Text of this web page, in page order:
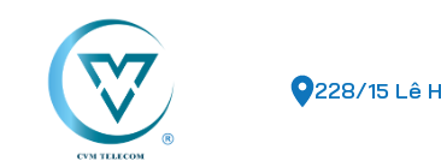
228/15 Lê